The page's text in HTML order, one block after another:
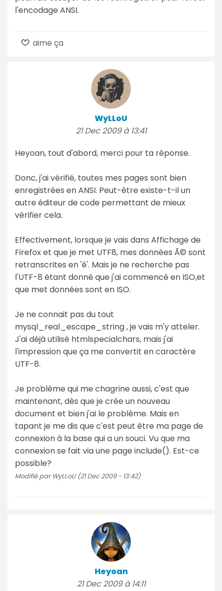
l'encodage ANSI.
aime ça
WyLLoU
21 Dec 2009 à 13:41
Heyoan, tout d'abord, merci pour ta réponse.
Donc, j'ai vérifié, toutes mes pages sont bien
enregistrées en ANSI. Peut-être existe-t-il un
autre éditeur de code permettant de mieux
vérifier cela.
Effectivement, lorsque je vais dans Affichage de
Firefox et que je met UTF8, mes données Ã© sont
retranscrites en 'é'. Mais je ne recherche pas
l'UTF-8 étant donné que j'ai commencé en ISO,et
que met données sont en ISO.
Je ne connait pas du tout
mysql_real_escape_string , je vais m'y atteler.
J'ai déjà utilisé htmlspecialchars, mais j'ai
l'impression que ça me convertit en caractère
UTF-8.
Je problème qui me chagrine aussi, c'est que
maintenant, dès que je crée un nouveau
document et bien j'ai le problème. Mais en
tapant je me dis que c'est peut être ma page de
connexion à la base qui a un souci. Vu que ma
connexion se fait via une page include(). Est-ce
possible?
Modifié par WyLLoU (21 Dec 2009 - 13:42)
Heyoan
21 Dec 2009 à 14:11